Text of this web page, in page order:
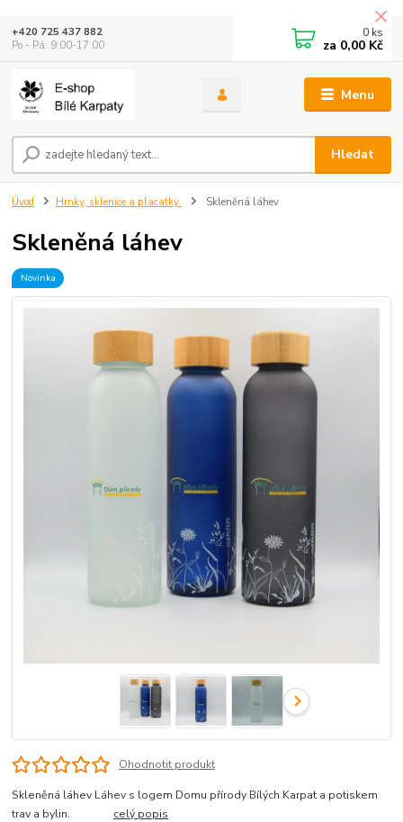
Menu
Hledat
+420 725 437 882
Po - Pá: 9:00-17:00
0 ks
za 0,00 Kč
Úvod Hrnky, sklenice a placatky Skleněná láhev
Skleněná láhev
Novinka
Ohodnotit produkt
Skleněná láhev Láhev s logem Domu přírody Bílých Karpat a potiskem
trav a bylin. celý popis